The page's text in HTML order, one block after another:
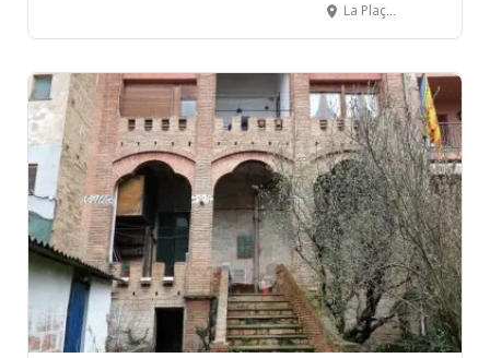
La Plaça, 27 - TARADELL